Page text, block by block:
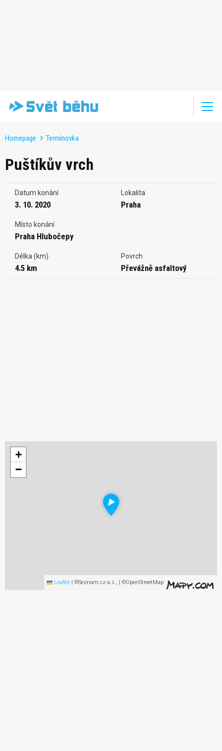
Homepage Termínovka
Puštíkův vrch
Datum konání
3. 10. 2020
Lokalita
Praha
Místo konání
Praha Hlubočepy
Délka (km)
4.5 km
Povrch
Převážně asfaltový
+
−
Leaflet | ©Seznam.cz a.s., | ©OpenStreetMap